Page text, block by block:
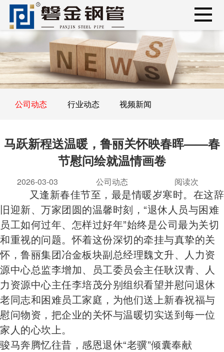
公司动态 行业动态 视频新闻
马跃新程送温暖，鲁丽关怀映春晖——春
节慰问绘就温情画卷
2026-03-03 公司动态 阅读次
又逢新春佳节至，最是情暖岁寒时。在这辞
旧迎新、万家团圆的温馨时刻，“退休人员与困难
员工如何过年、怎样过好年”始终是公司最为关切
和重视的问题。怀着这份深切的牵挂与真挚的关
怀，鲁丽集团冶金板块副总经理魏文升、人力资
源中心总监李增加、员工委员会主任耿汉青、人
力资源中心主任李培茂分别组织看望并慰问退休
老同志和困难员工家庭，为他们送上新春祝福与
慰问物资，把企业的关怀与温暖切实送到每一位
家人的心坎上。
骏马奔腾忆往昔，感恩退休“老骥”倾囊奉献